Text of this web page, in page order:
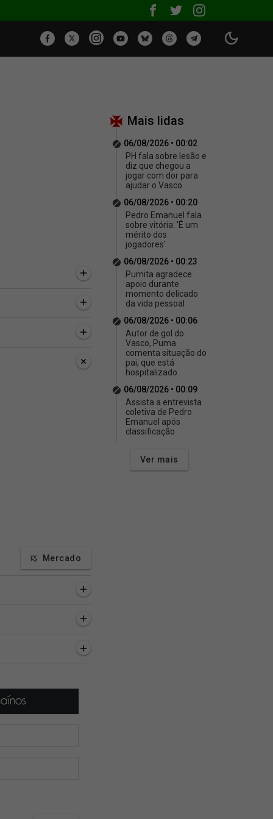
Mercado
Mais lidas
06/08/2026 • 00:02
PH fala sobre lesão e
diz que chegou a
jogar com dor para
ajudar o Vasco
06/08/2026 • 00:20
Pedro Emanuel fala
sobre vitória: 'É um
mérito dos
jogadores'
06/08/2026 • 00:23
Pumita agradece
apoio durante
momento delicado
da vida pessoal
06/08/2026 • 00:06
Autor de gol do
Vasco, Puma
comenta situação do
pai, que está
hospitalizado
06/08/2026 • 00:09
Assista a entrevista
coletiva de Pedro
Emanuel após
classificação
Ver mais